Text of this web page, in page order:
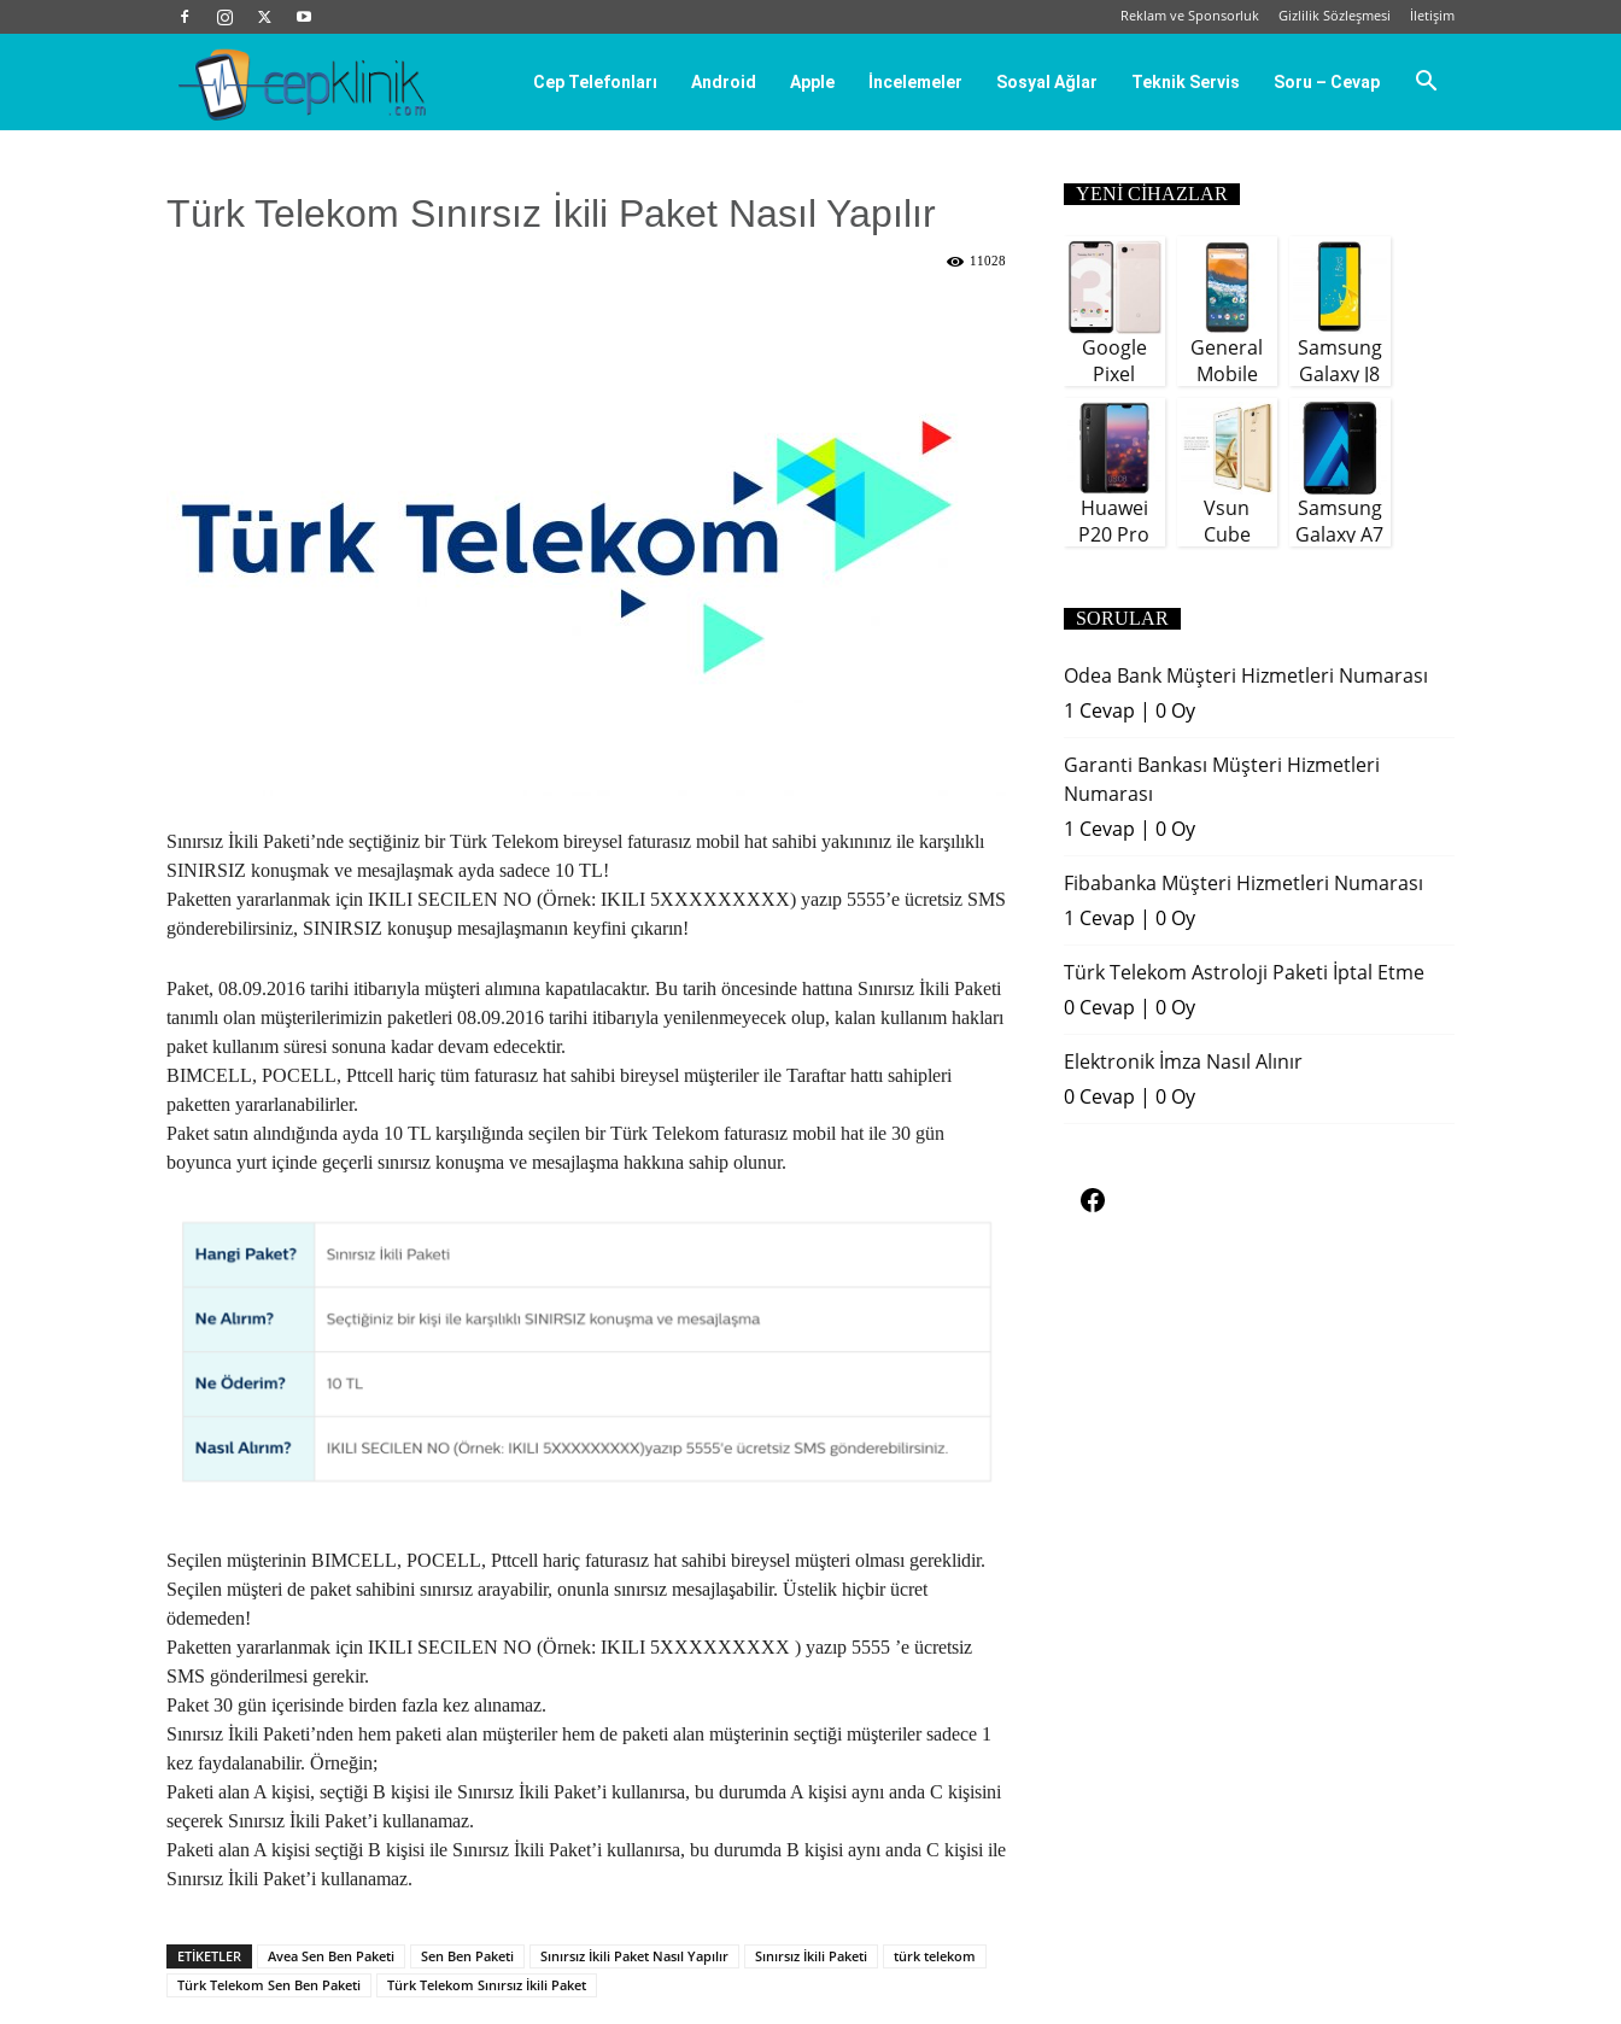
Reklam ve Sponsorluk Gizlilik Sözleşmesi İletişim
Cep Telefonları Android Apple İncelemeler Sosyal Ağlar Teknik Servis Soru – Cevap
Türk Telekom Sınırsız İkili Paket Nasıl Yapılır
11028
Sınırsız İkili Paketi’nde seçtiğiniz bir Türk Telekom bireysel faturasız mobil hat sahibi yakınınız ile karşılıklı
SINIRSIZ konuşmak ve mesajlaşmak ayda sadece 10 TL!
Paketten yararlanmak için IKILI SECILEN NO (Örnek: IKILI 5XXXXXXXXX) yazıp 5555’e ücretsiz SMS
gönderebilirsiniz, SINIRSIZ konuşup mesajlaşmanın keyfini çıkarın!
Paket, 08.09.2016 tarihi itibarıyla müşteri alımına kapatılacaktır. Bu tarih öncesinde hattına Sınırsız İkili Paketi
tanımlı olan müşterilerimizin paketleri 08.09.2016 tarihi itibarıyla yenilenmeyecek olup, kalan kullanım hakları
paket kullanım süresi sonuna kadar devam edecektir.
BIMCELL, POCELL, Pttcell hariç tüm faturasız hat sahibi bireysel müşteriler ile Taraftar hattı sahipleri
paketten yararlanabilirler.
Paket satın alındığında ayda 10 TL karşılığında seçilen bir Türk Telekom faturasız mobil hat ile 30 gün
boyunca yurt içinde geçerli sınırsız konuşma ve mesajlaşma hakkına sahip olunur.
Seçilen müşterinin BIMCELL, POCELL, Pttcell hariç faturasız hat sahibi bireysel müşteri olması gereklidir.
Seçilen müşteri de paket sahibini sınırsız arayabilir, onunla sınırsız mesajlaşabilir. Üstelik hiçbir ücret
ödemeden!
Paketten yararlanmak için IKILI SECILEN NO (Örnek: IKILI 5XXXXXXXXX ) yazıp 5555 ’e ücretsiz
SMS gönderilmesi gerekir.
Paket 30 gün içerisinde birden fazla kez alınamaz.
Sınırsız İkili Paketi’nden hem paketi alan müşteriler hem de paketi alan müşterinin seçtiği müşteriler sadece 1
kez faydalanabilir. Örneğin;
Paketi alan A kişisi, seçtiği B kişisi ile Sınırsız İkili Paket’i kullanırsa, bu durumda A kişisi aynı anda C kişisini
seçerek Sınırsız İkili Paket’i kullanamaz.
Paketi alan A kişisi seçtiği B kişisi ile Sınırsız İkili Paket’i kullanırsa, bu durumda B kişisi aynı anda C kişisi ile
Sınırsız İkili Paket’i kullanamaz.
ETIKETLER Avea Sen Ben Paketi Sen Ben Paketi Sınırsız İkili Paket Nasıl Yapılır Sınırsız İkili Paketi
türk telekom
Türk Telekom Sen Ben Paketi
Türk Telekom Sınırsız İkili Paket
YENI CIHAZLAR
Google
Pixel
General
Mobile
GM9 Plus
Samsung
Galaxy J8
(64 GB)
Huawei
P20 Pro
Vsun
Cube
Samsung
Galaxy A7
SORULAR
Odea Bank Müşteri Hizmetleri Numarası
1 Cevap | 0 Oy
Garanti Bankası Müşteri Hizmetleri
Numarası
1 Cevap | 0 Oy
Fibabanka Müşteri Hizmetleri Numarası
1 Cevap | 0 Oy
Türk Telekom Astroloji Paketi İptal Etme
0 Cevap | 0 Oy
Elektronik İmza Nasıl Alınır
0 Cevap | 0 Oy